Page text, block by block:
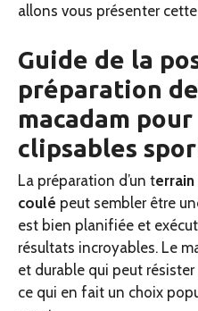
allons vous présenter
Guide de la
préparation
macadam
clipsables
La préparation d’un terrain
coulé peut sembler être
est bien planifiée et
résultats incroyables. Le
et durable qui peut
ce qui en fait un choix